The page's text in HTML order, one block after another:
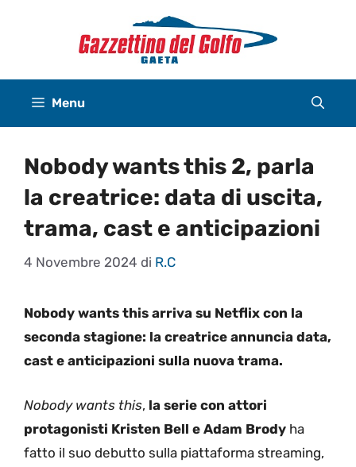
Menu
Nobody wants this 2, parla
la creatrice: data di uscita,
trama, cast e anticipazioni
4 Novembre 2024 di R.C
Nobody wants this arriva su Netflix con la
seconda stagione: la creatrice annuncia data,
cast e anticipazioni sulla nuova trama.
Nobody wants this, la serie con attori
protagonisti Kristen Bell e Adam Brody ha
fatto il suo debutto sulla piattaforma streaming,